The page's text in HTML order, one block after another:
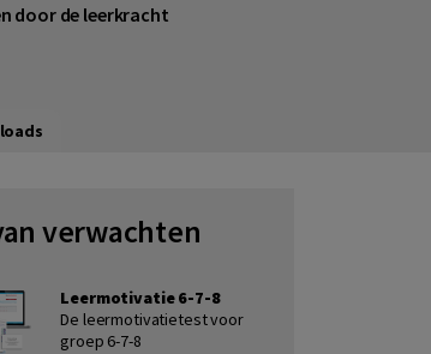
door de leerkracht
verwachten
Leermotivatie 6-7-8
De leermotivatietest voor
groep 6-7-8